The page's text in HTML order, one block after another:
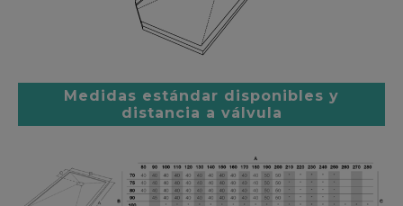
Medidas estándar disponibles y
distancia a válvula